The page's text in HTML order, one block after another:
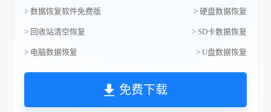
> 数据恢复软件免费版 > 硬盘数据恢复
> 回收站清空恢复 > SD卡数据恢复
> 电脑数据恢复 > U盘数据恢复
免费下载